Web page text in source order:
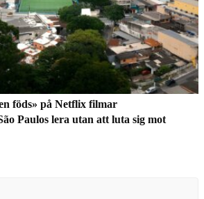
föds» på Netflix filmar
Paulos lera utan att luta sig mot